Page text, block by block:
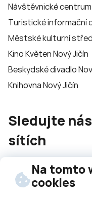
Na tomto
cookies
Návštěvnické centrum
Turistické informační
Městské kulturní
Kino Květen Nový Jičín
Beskydské divadlo
Knihovna Nový Jičín
Sledujte
sítích